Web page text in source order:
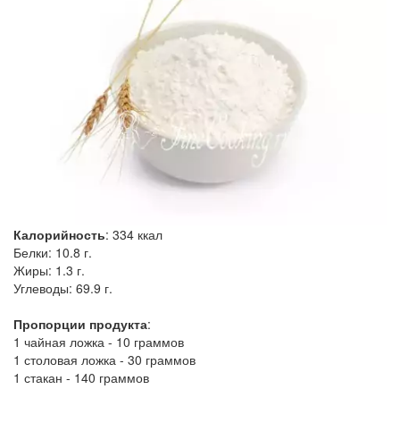
Калорийность: 334 ккал
Белки: 10.8 г.
Жиры: 1.3 г.
Углеводы: 69.9 г.
Пропорции продукта:
1 чайная ложка - 10 граммов
1 столовая ложка - 30 граммов
1 стакан - 140 граммов